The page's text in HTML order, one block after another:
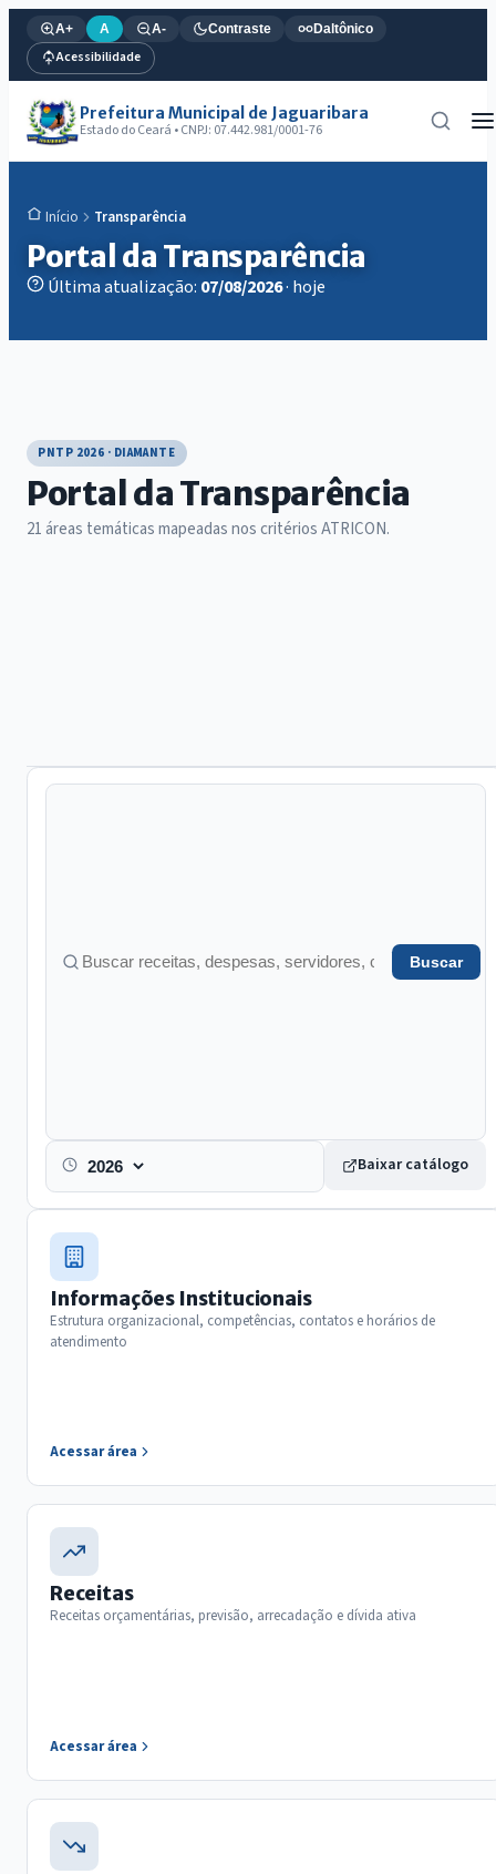
A+ A A- Contraste Daltônico
Acessibilidade
Prefeitura Municipal de Jaguaribara
Estado do Ceará • CNPJ: 07.442.981/0001-76
Início Transparência
Portal da Transparência
Última atualização: 07/08/2026· hoje
PNTP 2026 · DIAMANTE
Portal da Transparência
21 áreas temáticas mapeadas nos critérios ATRICON.
Buscar em transparência Buscar
Exercicio
Baixar catálogo
21 áreas no total
Informações Institucionais
Estrutura organizacional, competências, contatos e horários de
atendimento
Acessar área
Receitas
Receitas orçamentárias, previsão, arrecadação e dívida ativa
Acessar área